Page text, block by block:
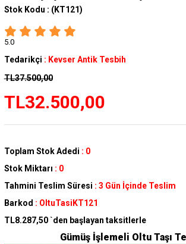
Stok Kodu : (KT121)
5.0
Tedarikçi : Kevser Antik Tesbih
TL37.500,00
TL32.500,00
Toplam Stok Adedi : 0
Stok Miktarı : 0
Tahmini Teslim Süresi : 3 Gün İçinde Teslim
Barkod : OltuTasiKT121
TL8.287,50 `den başlayan taksitlerle
Gümüş İşlemeli Oltu Taşı